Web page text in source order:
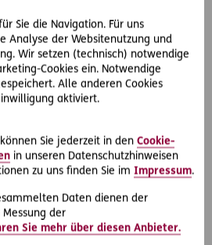
Sie die Navigation. Für uns
Analyse der Websitenutzung und
Wir setzen (technisch) notwendige
Cookies ein. Notwendige
Alle anderen Cookies
aktiviert.
Sie jederzeit in den Cookie-
in unseren Datenschutzhinweisen
zu uns finden Sie im Impressum.
Daten dienen der
der
Sie mehr über diesen Anbieter.
eingebracht werden. Damit sind
für diesen Rechtsstreit nicht
Teilen